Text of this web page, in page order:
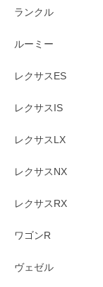
ランクル
ルーミー
レクサスES
レクサスIS
レクサスLX
レクサスNX
レクサスRX
ワゴンR
ヴェゼル